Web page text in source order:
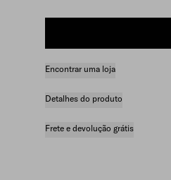
Encontrar uma loja
Detalhes do produto
Frete e devolução grátis